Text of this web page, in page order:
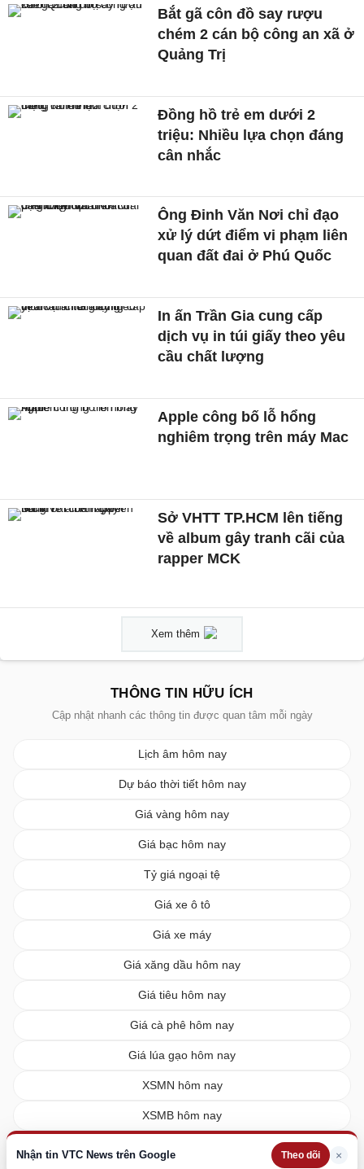
Nhận tin VTC News trên Google Theo dõi ×
Bắt gã côn đồ say rượu
chém 2 cán bộ công an xã ở
Quảng Trị
Đồng hồ trẻ em dưới 2
triệu: Nhiều lựa chọn đáng
cân nhắc
Ông Đinh Văn Nơi chỉ đạo
xử lý dứt điểm vi phạm liên
quan đất đai ở Phú Quốc
In ấn Trần Gia cung cấp
dịch vụ in túi giấy theo yêu
cầu chất lượng
Apple công bố lỗ hổng
nghiêm trọng trên máy Mac
Sở VHTT TP.HCM lên tiếng
về album gây tranh cãi của
rapper MCK
Xem thêm
THÔNG TIN HỮU ÍCH
Cập nhật nhanh các thông tin được quan tâm mỗi ngày
Lịch âm hôm nay
Dự báo thời tiết hôm nay
Giá vàng hôm nay
Giá bạc hôm nay
Tỷ giá ngoại tệ
Giá xe ô tô
Giá xe máy
Giá xăng dầu hôm nay
Giá tiêu hôm nay
Giá cà phê hôm nay
Giá lúa gạo hôm nay
XSMN hôm nay
XSMB hôm nay